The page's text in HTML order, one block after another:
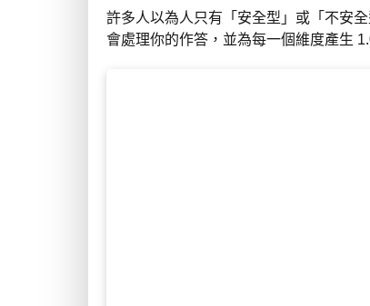
許多人以為人只有「安全型」或「不安
會處理你的作答，並為每一個維度產生